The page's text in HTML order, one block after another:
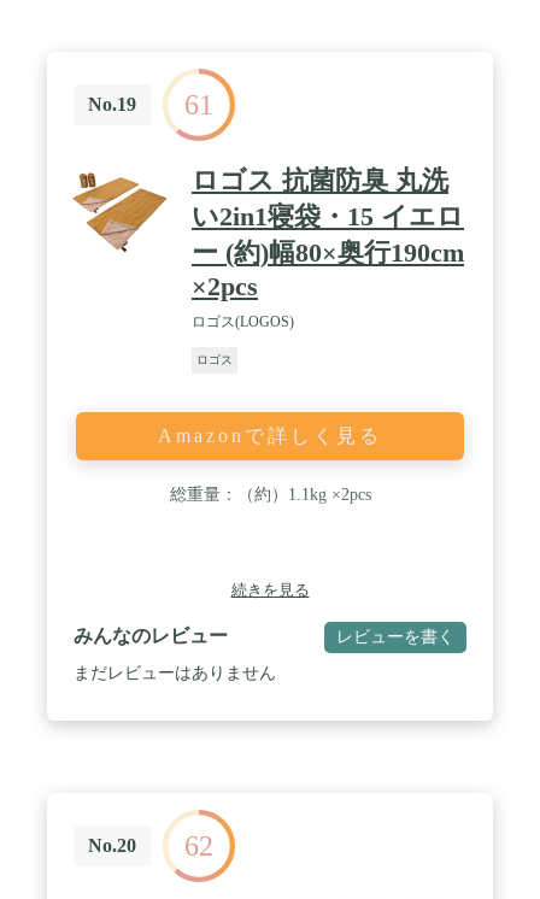
No.19 61
ロゴス 抗菌防臭 丸洗
い2in1寝袋・15 イエロ
ー (約)幅80×奥行190cm
×2pcs
ロゴス(LOGOS)
ロゴス
Amazonで詳しく見る
総重量：（約）1.1kg ×2pcs
続きを見る
みんなのレビュー レビューを書く
まだレビューはありません
No.20 62